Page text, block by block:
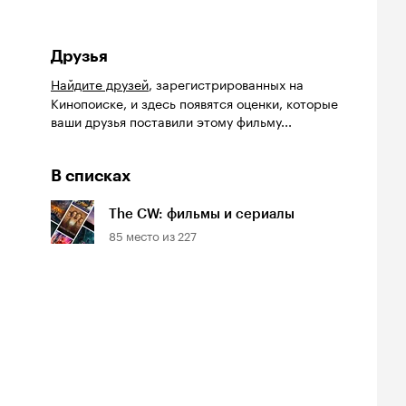
Друзья
Найдите друзей, зарегистрированных на
Кинопоиске, и здесь появятся оценки, которые
ваши друзья поставили этому фильму...
В списках
The CW: фильмы и сериалы
85 место из227